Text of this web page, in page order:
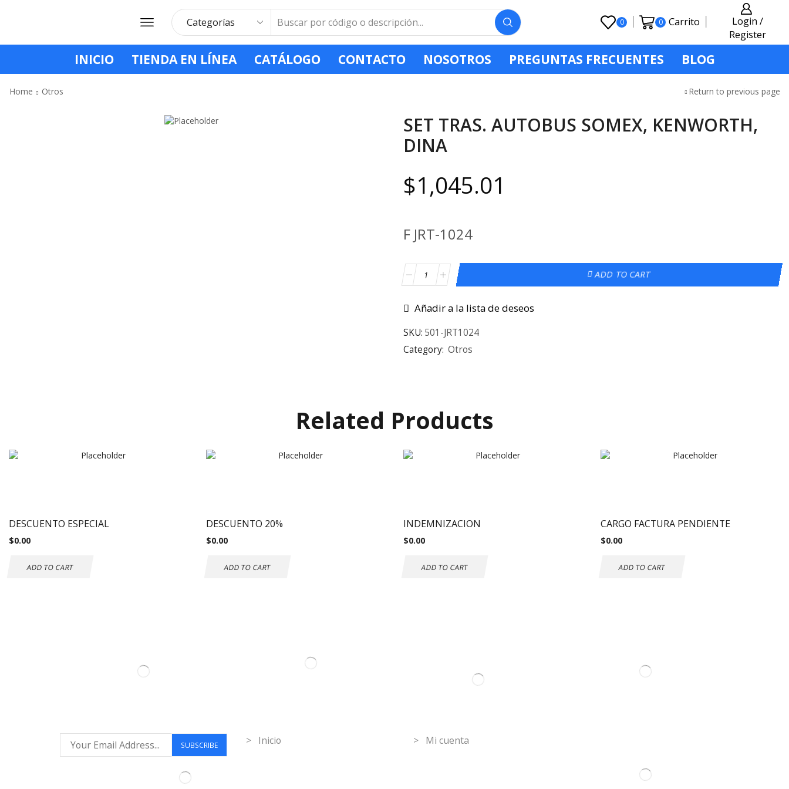
0 0 Carrito
Login /
Register
INICIO TIENDA EN LÍNEA CATÁLOGO CONTACTO NOSOTROS PREGUNTAS FRECUENTES BLOG
Home Otros Return to previous page
SET TRAS. AUTOBUS SOMEX, KENWORTH,
DINA
$1,045.01
F JRT-1024
ADD TO CART
Añadir a la lista de deseos
SKU: 501-JRT1024
Category: Otros
Related Products
DESCUENTO ESPECIAL
$0.00
ADD TO CART
DESCUENTO 20%
$0.00
ADD TO CART
INDEMNIZACION
$0.00
ADD TO CART
CARGO FACTURA PENDIENTE
$0.00
ADD TO CART
> Inicio > Mi cuenta